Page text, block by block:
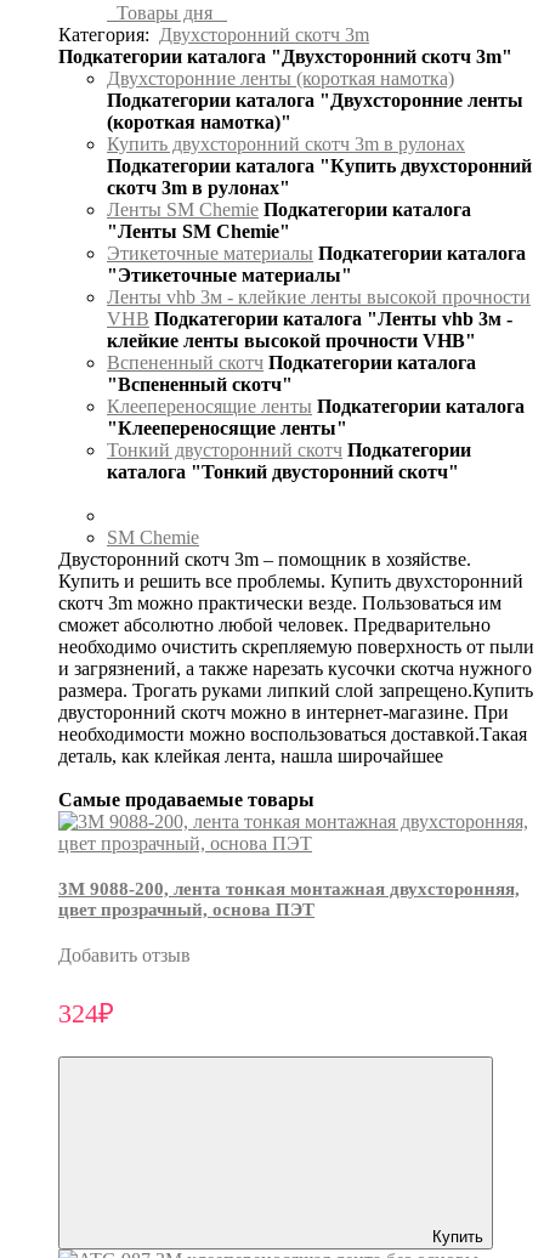
Товары дня
Категория:
Двухсторонний скотч 3m
Подкатегории каталога "Двухсторонний скотч 3m"
Двухсторонние ленты (короткая намотка)
Подкатегории каталога "Двухсторонние ленты
(короткая намотка)"
Купить двухсторонний скотч 3m в рулонах
Подкатегории каталога "Купить двухсторонний
скотч 3m в рулонах"
Ленты SM Chemie Подкатегории каталога
"Ленты SM Chemie"
Этикеточные материалы Подкатегории каталога
"Этикеточные материалы"
Ленты vhb 3м - клейкие ленты высокой прочности
VHB Подкатегории каталога "Ленты vhb 3м -
клейкие ленты высокой прочности VHB"
Вспененный скотч Подкатегории каталога
"Вспененный скотч"
Клеепереносящие ленты Подкатегории каталога
"Клеепереносящие ленты"
Тонкий двусторонний скотч Подкатегории
каталога "Тонкий двусторонний скотч"
SM Chemie
Двусторонний скотч 3m – помощник в хозяйстве.
Купить и решить все проблемы. Купить двухсторонний
скотч 3m можно практически везде. Пользоваться им
сможет абсолютно любой человек. Предварительно
необходимо очистить скрепляемую поверхность от пыли
и загрязнений, а также нарезать кусочки скотча нужного
размера. Трогать руками липкий слой запрещено.Купить
двусторонний скотч можно в интернет-магазине. При
необходимости можно воспользоваться доставкой.Такая
деталь, как клейкая лента, нашла широчайшее
Самые продаваемые товары
3М 9088-200, лента тонкая монтажная двухсторонняя,
цвет прозрачный, основа ПЭТ
Добавить отзыв
324₽
Купить